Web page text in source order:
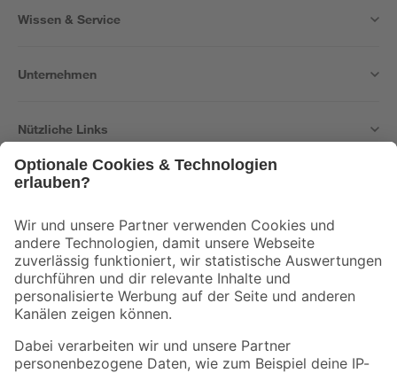
Wissen & Service
Unternehmen
Nützliche Links
Der toom Newsletter: Keine Angebote und Aktionen mehr verpassen!
Zur Newsletter Anmeldung
Folge uns